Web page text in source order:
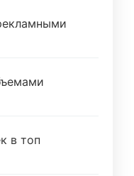
в топ